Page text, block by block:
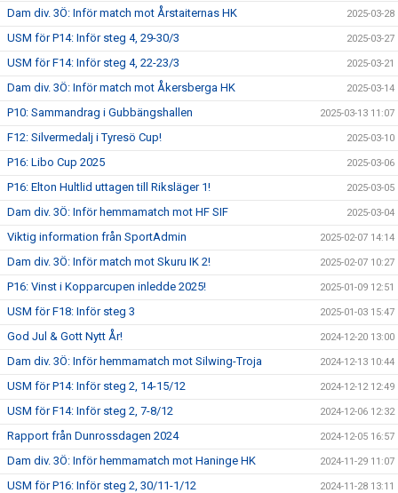
Dam div. 3Ö: Inför match mot Årstaiternas HK 2025-03-28
USM för P14: Inför steg 4, 29-30/3 2025-03-27
USM för F14: Inför steg 4, 22-23/3 2025-03-21
Dam div. 3Ö: Inför match mot Åkersberga HK 2025-03-14
P10: Sammandrag i Gubbängshallen 2025-03-13 11:07
F12: Silvermedalj i Tyresö Cup! 2025-03-10
P16: Libo Cup 2025 2025-03-06
P16: Elton Hultlid uttagen till Riksläger 1! 2025-03-05
Dam div. 3Ö: Inför hemmamatch mot HF SIF 2025-03-04
Viktig information från SportAdmin 2025-02-07 14:14
Dam div. 3Ö: Inför match mot Skuru IK 2! 2025-02-07 10:27
P16: Vinst i Kopparcupen inledde 2025! 2025-01-09 12:51
USM för F18: Inför steg 3 2025-01-03 15:47
God Jul & Gott Nytt År! 2024-12-20 13:00
Dam div. 3Ö: Inför hemmamatch mot Silwing-Troja 2024-12-13 10:44
USM för P14: Inför steg 2, 14-15/12 2024-12-12 12:49
USM för F14: Inför steg 2, 7-8/12 2024-12-06 12:32
Rapport från Dunrossdagen 2024 2024-12-05 16:57
Dam div. 3Ö: Inför hemmamatch mot Haninge HK 2024-11-29 11:07
USM för P16: Inför steg 2, 30/11-1/12 2024-11-28 13:11